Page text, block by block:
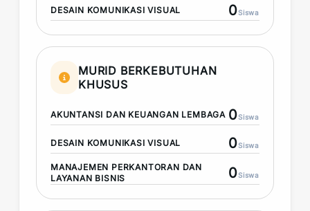
DESAIN KOMUNIKASI VISUAL 0Siswa
MURID BERKEBUTUHAN
KHUSUS
AKUNTANSI DAN KEUANGAN LEMBAGA 0Siswa
DESAIN KOMUNIKASI VISUAL 0Siswa
MANAJEMEN PERKANTORAN DAN
LAYANAN BISNIS
0Siswa